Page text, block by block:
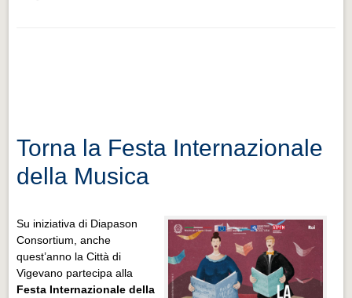
Torna la Festa Internazionale
della Musica
Su iniziativa di Diapason
Consortium, anche
quest’anno la Città di
Vigevano partecipa alla
Festa Internazionale della